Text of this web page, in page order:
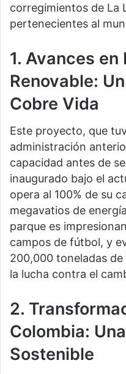
corregimientos de La
pertenecientes al
1. Avances en
Renovable:
Cobre Vida
Este proyecto, que
administración
capacidad antes de
inaugurado bajo el
opera al 100% de su
megavatios de
parque es
campos de fútbol, y
200,000 toneladas
la lucha contra el
2.
Colombia:
Sostenible